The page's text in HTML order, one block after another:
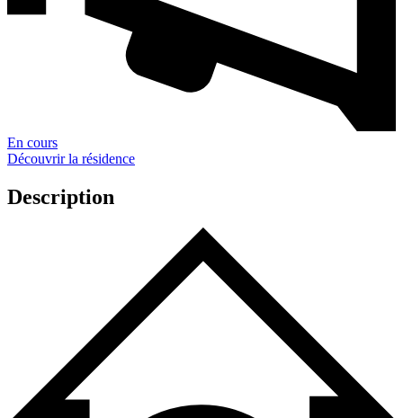
En cours
Découvrir la résidence
Description